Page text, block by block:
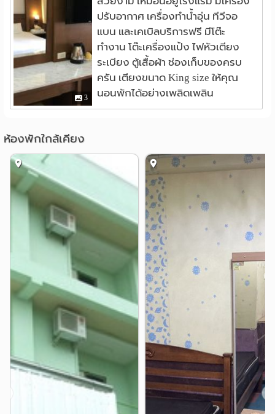
3
ปรับอากาศ เครื่องทำน้ำอุ่น ทีวีจอ
แบน และเคเบิลบริการฟรี มีโต๊ะ
ทำงาน โต๊ะเครื่องแป้ง ไฟหัวเตียง
ระเบียง ตู้เสื้อผ้า ช่องเก็บของครบ
ครัน เตียงขนาด King size ให้คุณ
นอนพักได้อย่างเพลิดเพลิน
ห้องพักใกล้เคียง